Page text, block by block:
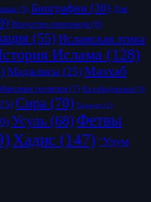
(5) Биографии (30) Для
Искусство проповеди (6)
(55) Исламская этика
Ислама (128)
Маджлисы (25)Мазхаб
религии (7) На кабардинском (3)
Сира (70) Таджуид (2)
Усуль (68) Фетвы
Хадис (147) ‘Улум